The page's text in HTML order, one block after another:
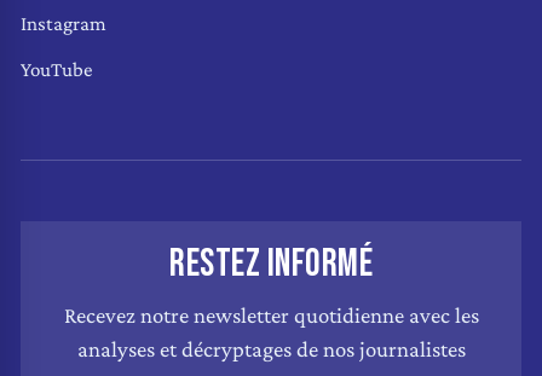
Instagram
YouTube
RESTEZ INFORMÉ
Recevez notre newsletter quotidienne avec les
analyses et décryptages de nos journalistes